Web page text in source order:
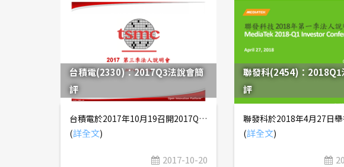
台積電(2330)：2017Q3法說會簡
評
台積電於2017年10月19召開2017Q3法人說明會，向投資人報告2017Q3營運概況、2017Q4營運展望，以及7nm製程研發進度。 營收結構 應用別營收： 製程別營收： 法說會簡評 1. 2017Q3營收2,521億元，QQ +17.9%、YoY +3.6%，毛利率49.9%、營業利益率38.9%，稅後淨利899.3億元，EPS 3.47元，營收超越財測預估2,460~2,490億元，毛利率、營業利益率皆達財測預估上緣。 a. 毛利率49.9%，稍低於過去50~52%區間，反映10nm製程良率仍有提升空間，對獲利造成稀釋。 b. 因iPhone X延後上市，部份需求遞延至2017Q4~2018Q1，通訊產品營收季增幅度不如以往，且庫存天數53天稍高於季節性合理水位，預期2017Q4會逐漸回歸正常。 c. 目前iPhone X已開始出貨，但量還不大，市場對2017Q4出貨量預估值，從原先4,500~5,000萬支，二度下修至2,500~3,000萬支， 2. 展望2017Q4，在USD/TWD=30.3的假設下，預估營收2,757~2,788億元，毛利率48~50%，營業利益率37~39%，達市場預期高標。 a. 預估2017年半導體產值YoY +16%，主要是記憶體價格大幅上漲帶動，排除記憶體之半導體產值YoY +6%，主要動能為高階Smart Phone、AI、車用MCU。 b. 晶圓代工產值YoY +7%，台積電以美元計營收YoY +8.8%，符合市場預期YoY +5~10%。 c. 10nm營收佔比將持續提升，故毛利率仍有壓力，預期將稍低於2017Q3水準。 3. 新製程方面，2018H1將量產7nm，放量速度應該會比10nm更快，且量產進度領先競爭對手，有機會爭取Qualcomm訂單回籠。 a. 7nm已有50個產品設計送樣，產品以AP、CPU、GPU、FPGA為主，多數是Hyperscale PC晶片，另外也有一些高階Smart Phone、AI應用。 b. 10nm將持續放量，預期2017Q4營收佔比達25%，將稀釋2017Q4毛利率3%，2018年因良率逐步提高，對毛利率稀釋程度降低至1%。 c. 12nm預計在2018H1推出，Die Size較16nm減少20%，性能提升15~20%，功耗降低10%。 d. 7nm EUV將在2019年量產，5nm EUV將在2020年量產，3nm已確定落腳南科。
(詳全文)
2017-10-20
聯發科(2454)：2018Q1
評
(詳全文)